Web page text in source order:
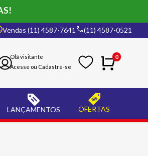
Vendas (11) 4587-7641 (11) 4587-0521
0
LANÇAMENTOS OFERTAS